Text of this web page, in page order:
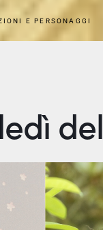
E PERSONAGGI